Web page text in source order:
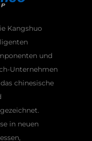
Kangshuo
und
Unternehmen
chinesische
in neuen